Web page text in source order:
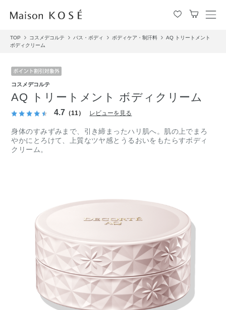
メ
TOP コスメデコルテ バス・ボディ ボディケア・制汗料
AQ トリートメント
ボディクリーム
コスメデコルテ
AQ トリートメント ボディクリーム
4.7 （11） レビューを見る
身体のすみずみまで、引き締まったハリ肌へ。肌の上でまろ
やかにとろけて、上質なツヤ感とうるおいをもたらすボディ
クリーム。